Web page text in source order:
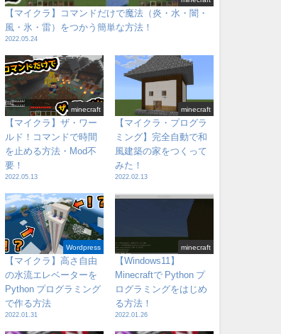
【マイクラ】コマンドだけで魔法（炎・水・闇・
風・氷・雷）をつかう簡単な方法！
2022.05.24
minecraft
【マイクラ】ザ・ワー
ルド！コマンドで時間
を止める方法・Mod不
要！
2022.05.13
minecraft
【マイクラ・プログラ
ミング】完全自動で和
風建築の家をつくって
みた！
2022.02.13
Wordpress
【マイクラ】高さ自由
の水流エレベーターを
Python プログラミング
で作る方法
2022.01.31
minecraft
【Windows11】
Minecraftで Python プ
ログラミングをはじめ
る方法！
2022.01.26